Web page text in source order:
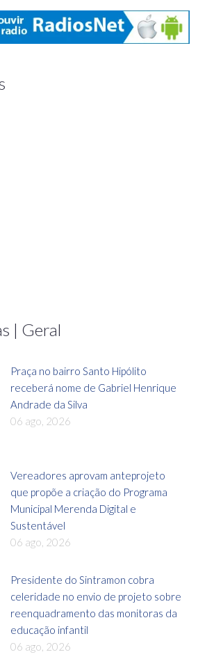
| Geral
Praça no bairro Santo Hipólito
receberá nome de Gabriel Henrique
Andrade da Silva
06 ago, 2026
Vereadores aprovam anteprojeto
que propõe a criação do Programa
Municipal Merenda Digital e
Sustentável
06 ago, 2026
Presidente do Sintramon cobra
celeridade no envio de projeto sobre
reenquadramento das monitoras da
educação infantil
06 ago, 2026